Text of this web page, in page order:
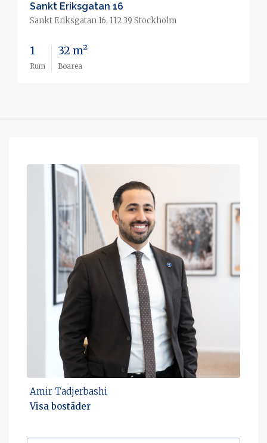
Sankt Eriksgatan 16
Sankt Eriksgatan 16, 112 39 Stockholm
1
Rum
32 m²
Boarea
Amir Tadjerbashi
Visa bostäder